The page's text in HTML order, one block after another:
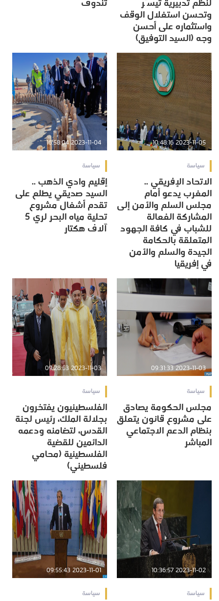
لنظم تدبيرية تيسّر
وتحسن استغلال الوقف
واستثماره على أحسن
وجه (السيد التوفيق)
تندوف
2023-11-05 10:48:16
سياسة
الاتحاد الإفريقي ..
المغرب يدعو أمام
مجلس السلم والأمن إلى
المشاركة الفعالة
للشباب في كافة الجهود
المتعلقة بالحكامة
الجيدة والسلم والأمن
في إفريقيا
2023-11-04 16:58:04
سياسة
إقليم وادي الذهب ..
السيد صديقي يطلع على
تقدم أشغال مشروع
تحلية مياه البحر لري 5
آلاف هكتار
2023-11-03 09:31:33
سياسة
مجلس الحكومة يصادق
على مشروع قانون يتعلق
بنظام الدعم الاجتماعي
المباشر
2023-11-03 09:28:53
سياسة
الفلسطينيون يفتخرون
بجلالة الملك، رئيس لجنة
القدس، لتضامنه ودعمه
الدائمين للقضية
الفلسطينية (محامي
فلسطيني)
2023-11-02 10:36:57
سياسة
2023-11-01 09:55:43
سياسة